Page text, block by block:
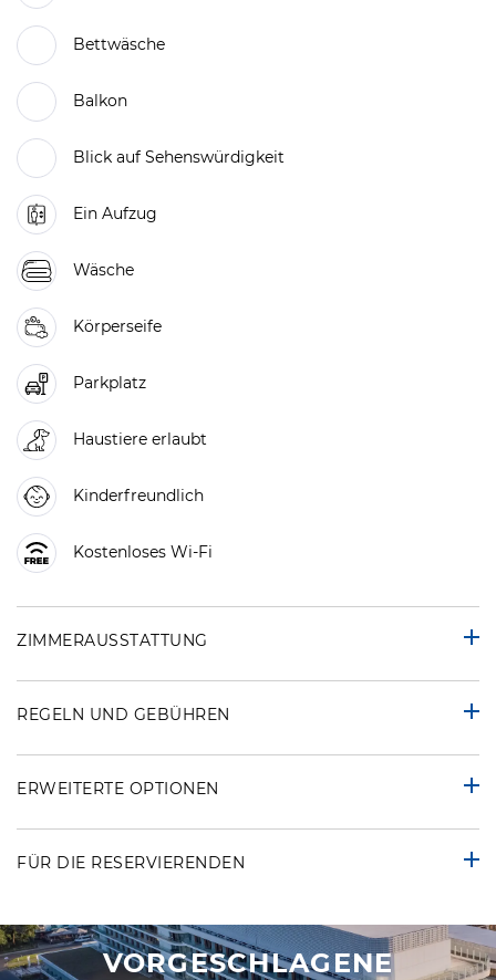
Bettwäsche
Balkon
Blick auf Sehenswürdigkeit
Ein Aufzug
Wäsche
Körperseife
Parkplatz
Haustiere erlaubt
Kinderfreundlich
Kostenloses Wi-Fi
ZIMMERAUSSTATTUNG
REGELN UND GEBÜHREN
ERWEITERTE OPTIONEN
FÜR DIE RESERVIERENDEN
VORGESCHLAGENE